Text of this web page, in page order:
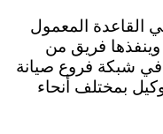
القاعدة المعمول
وينفذها فريق من
في شبكة فروع صيانة
وتوكيل بمختلف أنحاء